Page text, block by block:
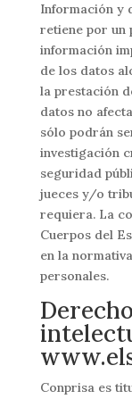
Información y
retiene por un
información
de los datos
la prestación
datos no
sólo podrán
investigación
seguridad
jueces y/o
requiera. La
Cuerpos del
en la
personales.
Conprisa es